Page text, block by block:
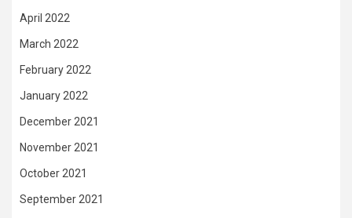
April 2022
March 2022
February 2022
January 2022
December 2021
November 2021
October 2021
September 2021